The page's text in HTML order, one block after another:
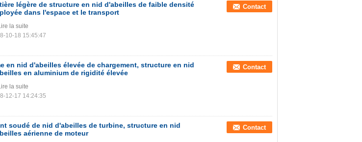
légère de structure en nid d'abeilles de faible densité
dans l'espace et le transport
Contact
la suite
10-18 15:45:47
en nid d'abeilles élevée de chargement, structure en nid
en aluminium de rigidité élevée
Contact
la suite
12-17 14:24:35
soudé de nid d'abeilles de turbine, structure en nid
aérienne de moteur
Contact